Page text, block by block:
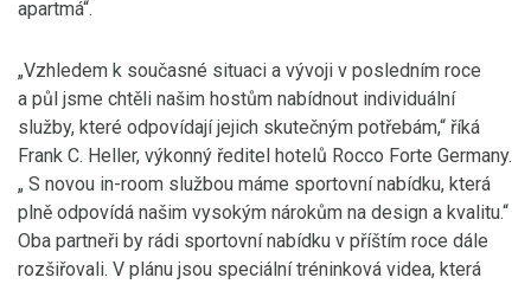
apartmá“.
„Vzhledem k současné situaci a vývoji v posledním roce
a půl jsme chtěli našim hostům nabídnout individuální
služby, které odpovídají jejich skutečným potřebám,“ říká
Frank C. Heller, výkonný ředitel hotelů Rocco Forte Germany.
„ S novou in-room službou máme sportovní nabídku, která
plně odpovídá našim vysokým nárokům na design a kvalitu.“
Oba partneři by rádi sportovní nabídku v příštím roce dále
rozšiřovali. V plánu jsou speciální tréninková videa, která